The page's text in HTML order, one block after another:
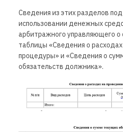
Сведения из этих разделов
использовании денежных
арбитражного управляющего о
таблицы «Сведения о
процедуры» и «Сведения о
обязательств должника».